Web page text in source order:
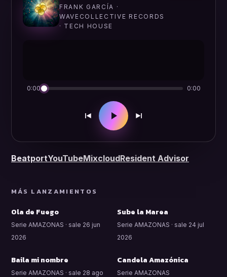
FRANK GARCÍA ·
WAVECOLLECTIVE RECORDS
· TECH HOUSE
0:00 0:00
BeatportYouTubeMixcloudResident Advisor
MÁS LANZAMIENTOS
Ola de Fuego
Serie AMAZONAS · sale 26 jun
2026
Sube la Marea
Serie AMAZONAS · sale 24 jul
2026
Baila mi nombre
Serie AMAZONAS · sale 28 ago
Candela Amazónica
Serie AMAZONAS